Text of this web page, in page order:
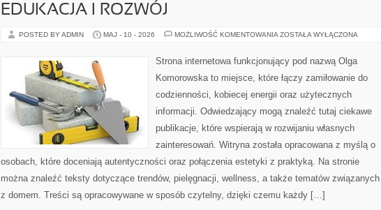
EDUKACJA I ROZWÓJ
POSTED BY ADMIN MAJ - 10 - 2026 MOŻLIWOŚĆ KOMENTOWANIA EDUKACJA
ZOSTAŁA WYŁĄCZONA
Strona internetowa funkcjonujący pod nazwą Olga
Komorowska to miejsce, które łączy zamiłowanie do
codzienności, kobiecej energii oraz użytecznych
informacji. Odwiedzający mogą znaleźć tutaj ciekawe
publikacje, które wspierają w rozwijaniu własnych
zainteresowań. Witryna została opracowana z myślą o
osobach, które doceniają autentyczności oraz połączenia estetyki z praktyką. Na stronie
można znaleźć teksty dotyczące trendów, pielęgnacji, wellness, a także tematów związanych
z domem. Treści są opracowywane w sposób czytelny, dzięki czemu każdy […]